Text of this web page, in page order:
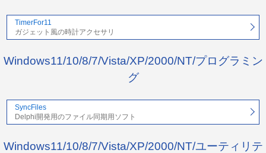
TimerFor11
ガジェット風の時計アクセサリ
Windows11/10/8/7/Vista/XP/2000/NT/プログラミン
グ
SyncFiles
Delphi開発用のファイル同期用ソフト
Windows11/10/8/7/Vista/XP/2000/NT/ユーティリテ